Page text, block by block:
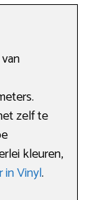
zelf te
kleuren,
in Vinyl.